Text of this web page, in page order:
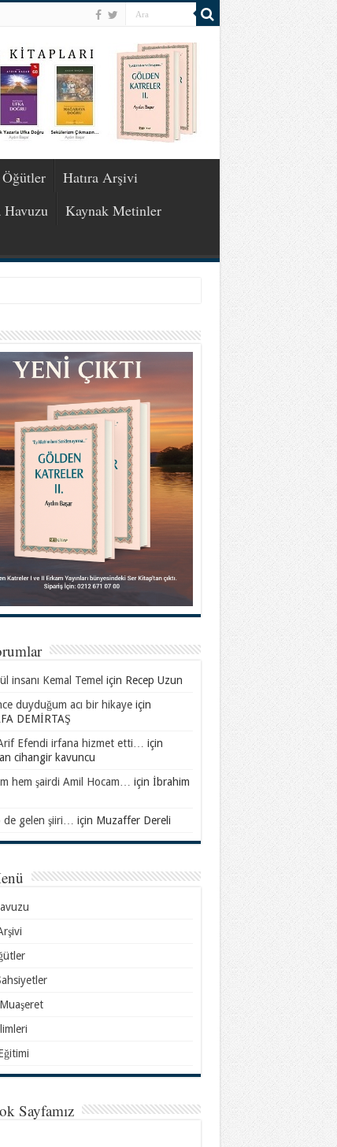
Hatıra Arşivi
Havuzu
Kaynak Metinler
insanı Kemal Temel için Recep Uzun
duyduğum acı bir hikayeiçin
DEMİRTAŞ
Efendi irfana hizmet etti…
için
cihangir kavuncu
hem şairdi Amil Hocam…
için İbrahim
de gelen şiiri…
için Muzaffer Dereli
Sayfamız